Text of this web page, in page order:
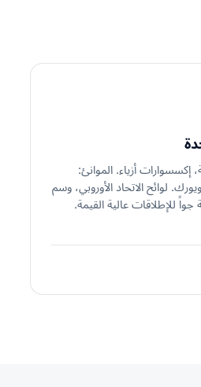
أزياء. الموانئ:
لوائح الاتحاد الأوروبي، وسم
للإطلاقات عالية القيمة.